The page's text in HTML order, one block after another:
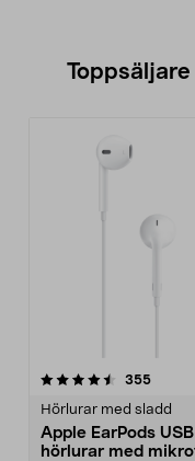
355
Hörlurar med sladd
Apple EarPods
hörlurar med
4.5 av 5 stjärnor